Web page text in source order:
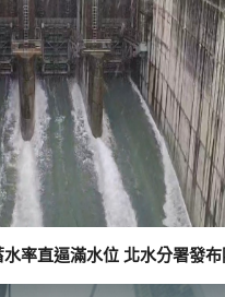
水率直逼滿水位 北水分署發